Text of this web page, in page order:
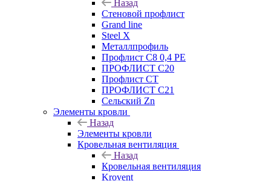
Назад
Стеновой профлист
Grand line
Steel X
Металлпрофиль
Профлист С8 0,4 РЕ
ПРОФЛИСТ С20
Профлист СТ
ПРОФЛИСТ С21
Сельский Zn
Элементы кровли
Назад
Элементы кровли
Кровельная вентиляция
Назад
Кровельная вентиляция
Krovent